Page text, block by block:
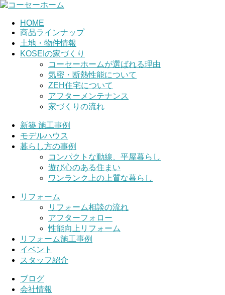
HOME
商品ラインナップ
土地・物件情報
KOSEIの家づくり
コーセーホームが選ばれる理由
気密・断熱性能について
ZEH住宅について
アフターメンテナンス
家づくりの流れ
新築 施工事例
モデルハウス
暮らし方の事例
コンパクトな動線、平屋暮らし
遊び心のある住まい
ワンランク上の上質な暮らし
リフォーム
リフォーム相談の流れ
アフターフォロー
性能向上リフォーム
リフォーム施工事例
イベント
スタッフ紹介
ブログ
会社情報